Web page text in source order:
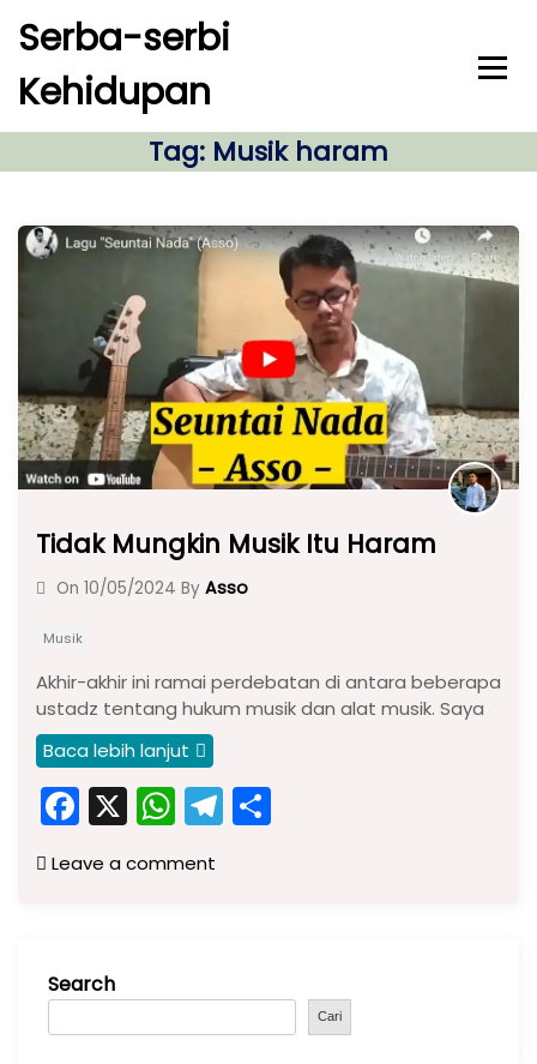
c
Serba-serbi
Kehidupan
Tag: Musik haram
Tidak Mungkin Musik Itu Haram
On 10/05/2024 By Asso
Musik
Akhir-akhir ini ramai perdebatan di antara beberapa
ustadz tentang hukum musik dan alat musik. Saya
Baca lebih lanjut
F
a
c
o
o
X W
h
a
p
p
T
el
m
Leave a comment
Search
Cari